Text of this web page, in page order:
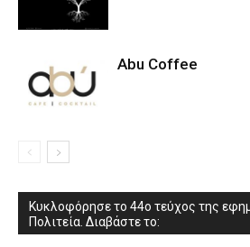
Abu Coffee
Κυκλοφόρησε το 44ο τεύχος της
Πολιτεία. Διαβάστε το: